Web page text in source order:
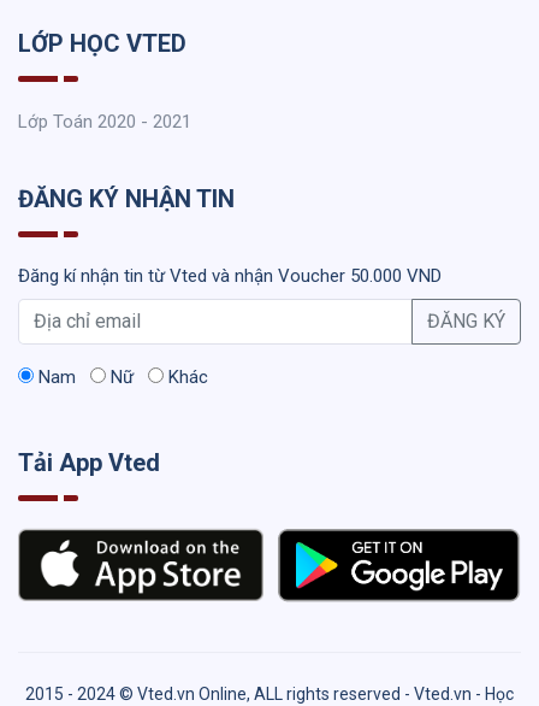
LỚP HỌC VTED
Lớp Toán 2020 - 2021
ĐĂNG KÝ NHẬN TIN
Đăng kí nhận tin từ Vted và nhận Voucher 50.000 VND
ĐĂNG KÝ
Nam Nữ Khác
Tải App Vted
2015 - 2024 © Vted.vn Online, ALL rights reserved - Vted.vn - Học